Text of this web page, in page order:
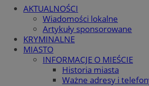
AKTUALNOŚCI
Wiadomości lokalne
Artykuły sponsorowane
KRYMINALNE
MIASTO
INFORMACJE O MIEŚCIE
Historia miasta
Ważne adresy i